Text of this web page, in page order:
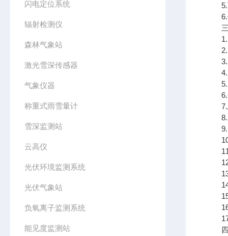
闪电定位系统
辐射检测仪
森林气象站
激光雪深传感器
气象仪器
称重式雨雪量计
雪深监测站
云高仪
光伏环境监测系统
光伏气象站
负氧离子监测系统
能见度监测站
5.两
6.传
三
1.风
2.风
3.空
4.空
5.大
6.光
7.总
10.
11.
12.
13.
14.
15.
16.
17.
四